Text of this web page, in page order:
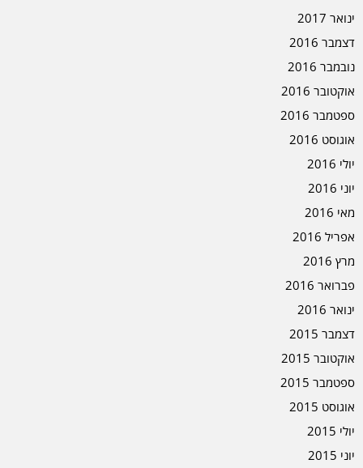
ינואר 2017
דצמבר 2016
נובמבר 2016
אוקטובר 2016
ספטמבר 2016
אוגוסט 2016
יולי 2016
יוני 2016
מאי 2016
אפריל 2016
מרץ 2016
פברואר 2016
ינואר 2016
דצמבר 2015
אוקטובר 2015
ספטמבר 2015
אוגוסט 2015
יולי 2015
יוני 2015